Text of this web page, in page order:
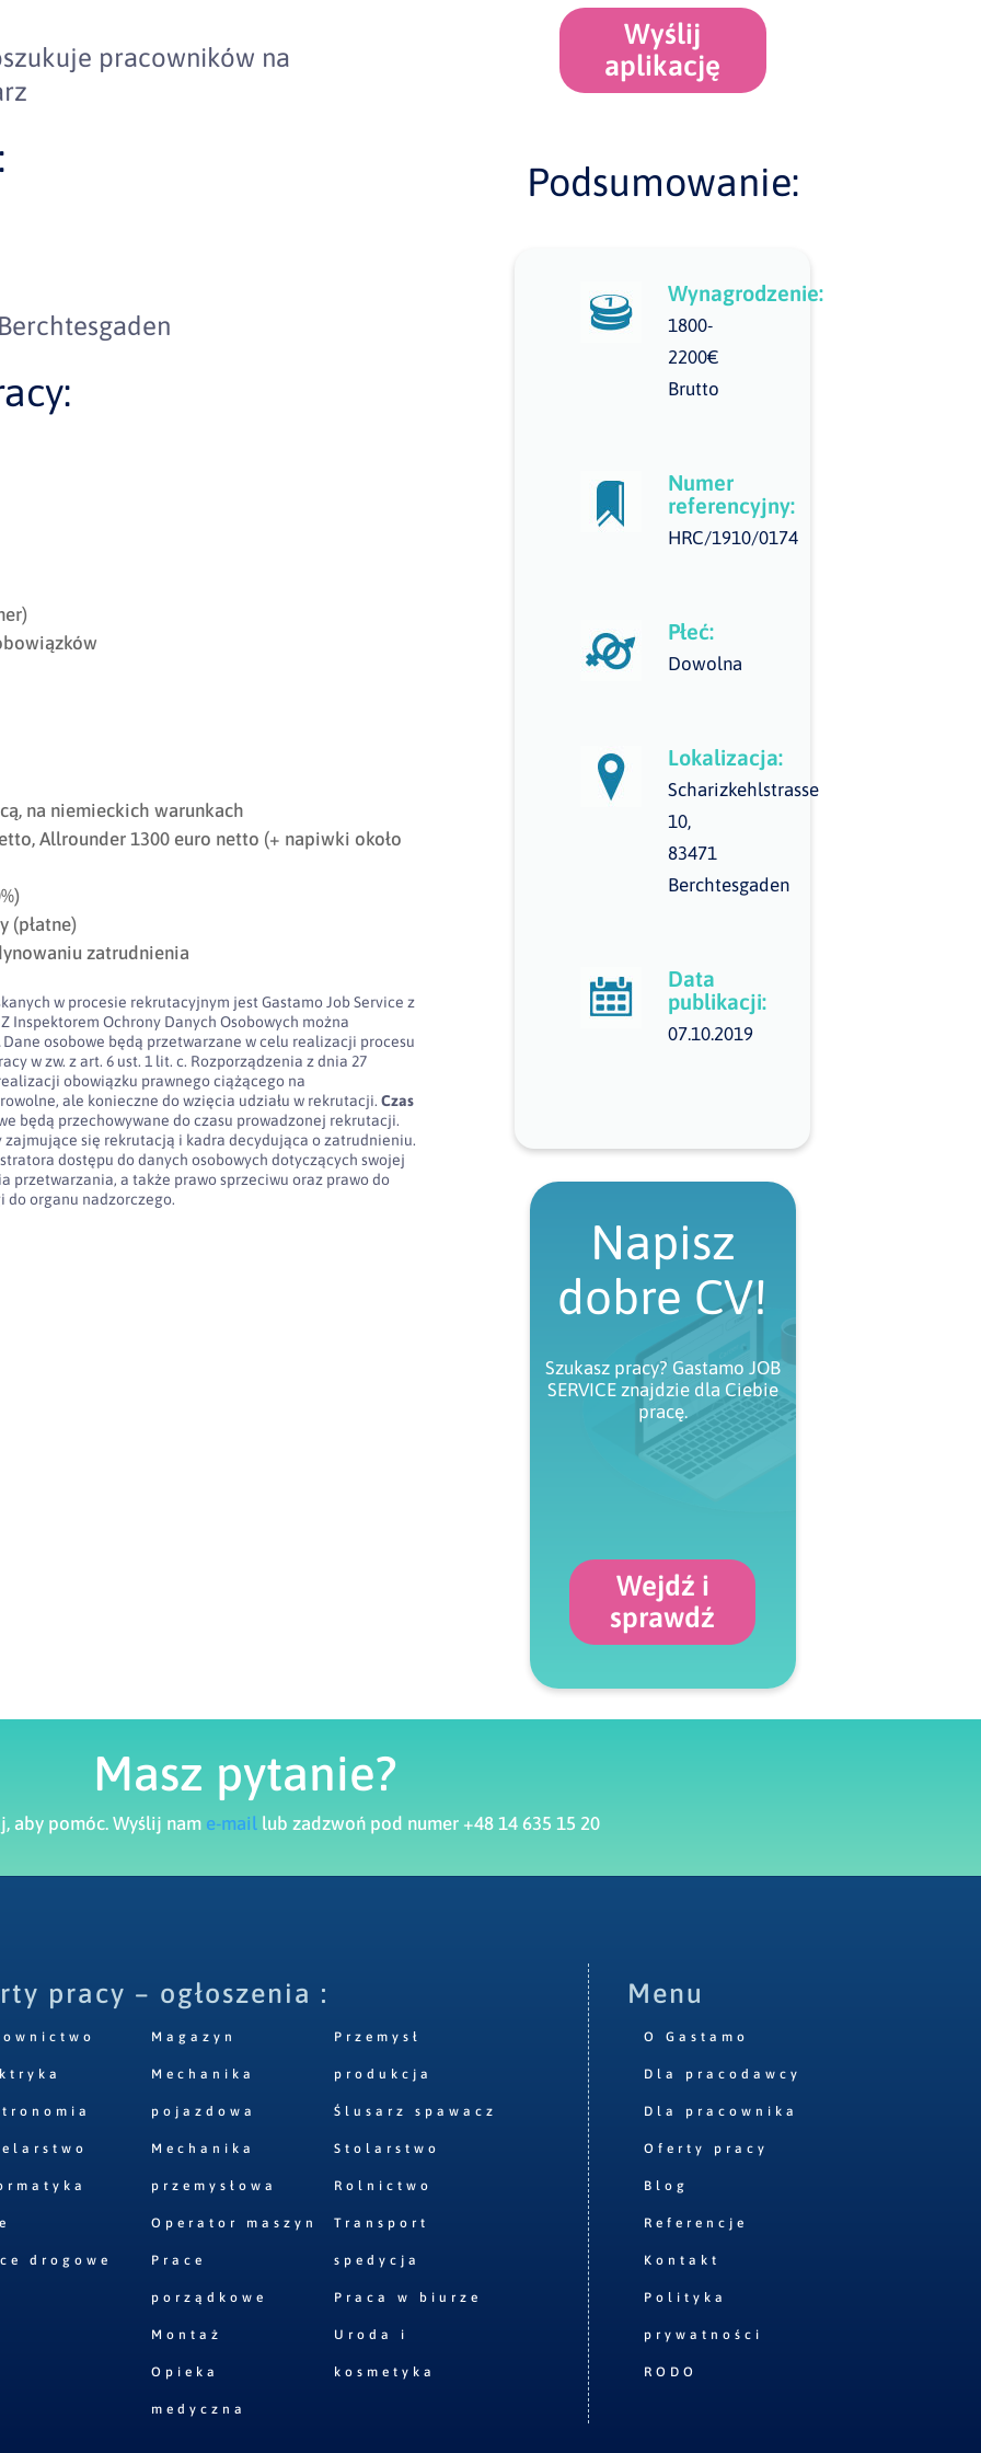
pracowników na
na niemieckich warunkach
Allrounder 1300 euro netto (+ napiwki około
(płatne)
zatrudnienia
w procesie rekrutacyjnym jest Gastamo Job Service z
Inspektorem Ochrony Danych Osobowych można
Dane osobowe będą przetwarzane w celu realizacji procesu
w zw. z art. 6 ust. 1 lit. c. Rozporządzenia z dnia 27
obowiązku prawnego ciążącego na
ale konieczne do wzięcia udziału w rekrutacji.Czas
będą przechowywane do czasu prowadzonej rekrutacji.
zajmujące się rekrutacją i kadra decydująca o zatrudnieniu.
dostępu do danych osobowych dotyczących swojej
przetwarzania, a także prawo sprzeciwu oraz prawo do
do organu nadzorczego.
Wyślij
aplikację
Podsumowanie:
Wynagrodzenie:
1800-
2200€
Brutto
Numer
referencyjny:
HRC/1910/0174
Płeć:
Dowolna
Lokalizacja:
Scharizkehlstrasse
10,
83471
Berchtesgaden
Data
publikacji:
07.10.2019
Napisz
dobre CV!
Szukasz pracy? Gastamo JOB
SERVICE znajdzie dla Ciebie
pracę.
Wejdź i
sprawdź
Masz pytanie?
aby pomóc. Wyślij nam e-mail lub zadzwoń pod numer +48 14 635 15 20
pracy – ogłoszenia :
drogowe
Magazyn
Mechanika
pojazdowa
Mechanika
przemysłowa
Operator maszyn
Prace
porządkowe
Montaż
Opieka
medyczna
Przemysł
produkcja
Ślusarz spawacz
Stolarstwo
Rolnictwo
Transport
spedycja
Praca w biurze
Uroda i
kosmetyka
Menu
O Gastamo
Dla pracodawcy
Dla pracownika
Oferty pracy
Blog
Referencje
Kontakt
Polityka
prywatności
RODO